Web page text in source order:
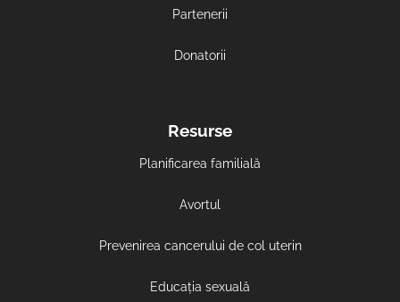
Partenerii
Donatorii
Resurse
Planificarea familială
Avortul
Prevenirea cancerului de col uterin
Educația sexuală